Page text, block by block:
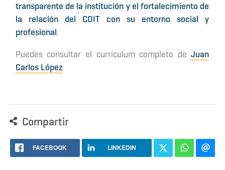
transparente de la institución y el fortalecimiento de
la relación del COIT con su entorno social y
profesional.
Puedes consultar el currículum completo deJuan
Carlos López
Compartir
FACEBOOK LINKEDIN